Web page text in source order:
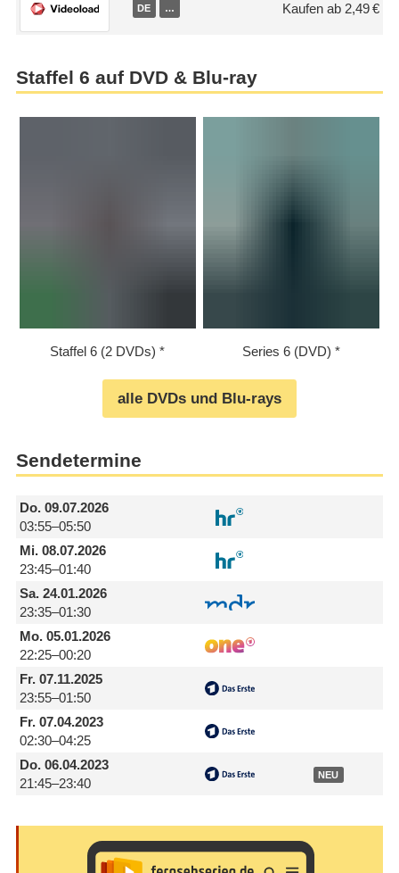
DE … Kaufen ab 2,49 €
Staffel 6 auf DVD & Blu-ray
Staffel 6 (2 DVDs) Series 6 (DVD)
alle DVDs und Blu-rays
Sendetermine
Do.09.07.2026
03:55–05:50
Mi.08.07.2026
23:45–01:40
Sa.24.01.2026
23:35–01:30
Mo.05.01.2026
22:25–00:20
Fr.07.11.2025
23:55–01:50
Fr.07.04.2023
02:30–04:25
Do.06.04.2023
21:45–23:40
NEU